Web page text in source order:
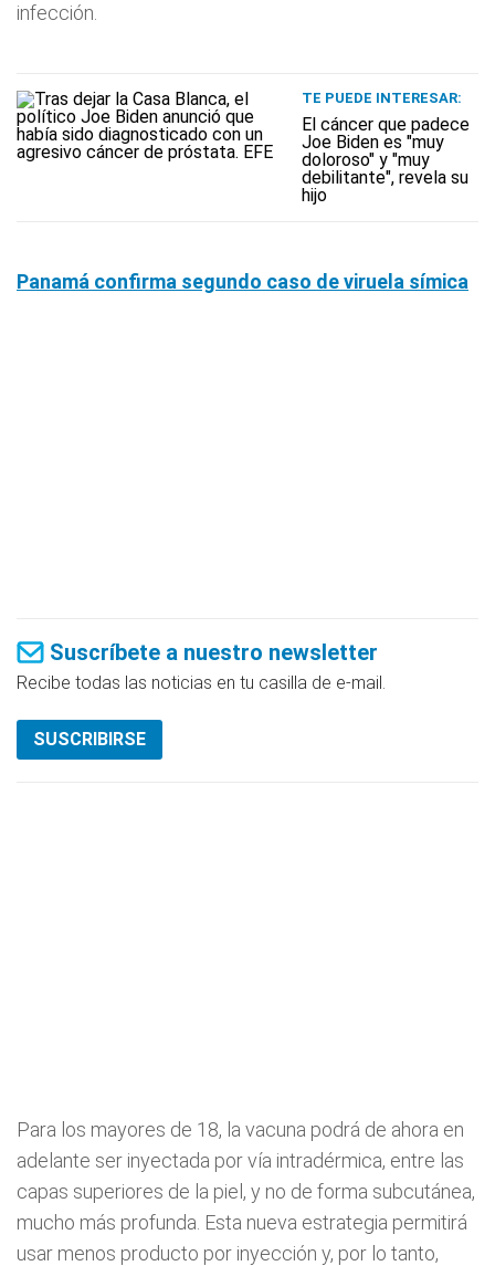
infección.
TE PUEDE INTERESAR:
El cáncer que padece
Joe Biden es "muy
doloroso" y "muy
debilitante", revela su
hijo
Panamá confirma segundo caso de viruela símica
Suscríbete a nuestro newsletter
Recibe todas las noticias en tu casilla de e-mail.
SUSCRIBIRSE
Para los mayores de 18, la vacuna podrá de ahora en
adelante ser inyectada por vía intradérmica, entre las
capas superiores de la piel, y no de forma subcutánea,
mucho más profunda. Esta nueva estrategia permitirá
usar menos producto por inyección y, por lo tanto,